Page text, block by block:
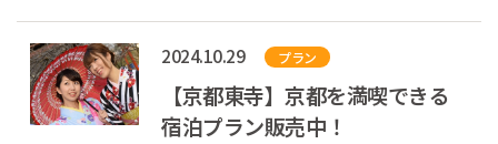
ります。ホテルのお部屋で着付け＆ヘ
アセット付プランでお洒落に京都散
策！
2024.10.29 プラン
【京都東寺】京都を満喫できる
宿泊プラン販売中！